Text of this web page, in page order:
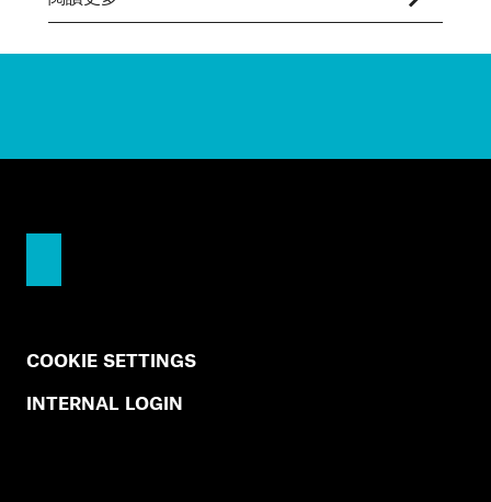
COOKIE SETTINGS
INTERNAL LOGIN